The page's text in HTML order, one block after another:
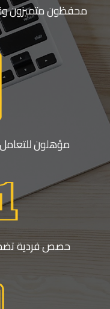
محفظون متميزون
مؤهلون
حصص فردية